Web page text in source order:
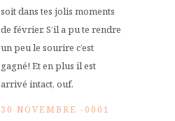
soit dans tes jolis moments
de février. S’il a pu te rendre
un peu le sourire c’est
gagné! Et en plus il est
arrivé intact, ouf.
30 NOVEMBRE -0001